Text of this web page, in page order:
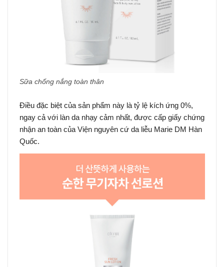
Sữa chống nắng toàn thân
Điều đặc biệt của sản phẩm này là tỷ lệ kích ứng 0%,
ngay cả với làn da nhạy cảm nhất, được cấp giấy chứng
nhận an toàn của Viện nguyên cứ da liễu Marie DM Hàn
Quốc.